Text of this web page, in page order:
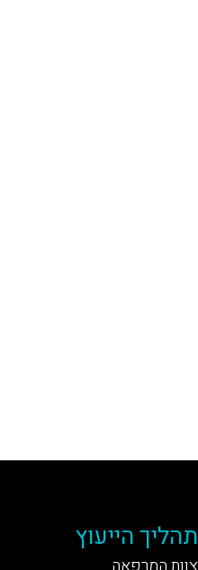
תהליך הייעוץ